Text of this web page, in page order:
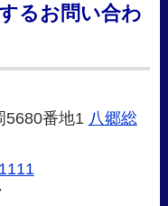
るお問い合わ
5680番地1 八郷総